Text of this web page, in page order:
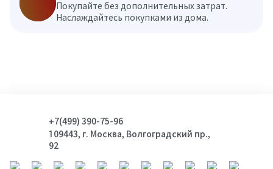
Покупайте без дополнительных затрат.
Наслаждайтесь покупками из дома.
+7(499) 390-75-96
109443, г. Москва, Волгоградский пр.,
92